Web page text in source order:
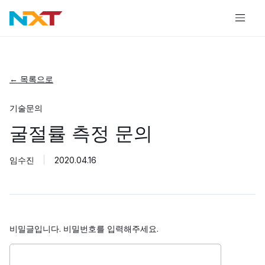
← 목록으로
기술문의
굴절률 측정 문의
임수진 2020.04.16
비밀글입니다. 비밀번호를 입력해주세요.